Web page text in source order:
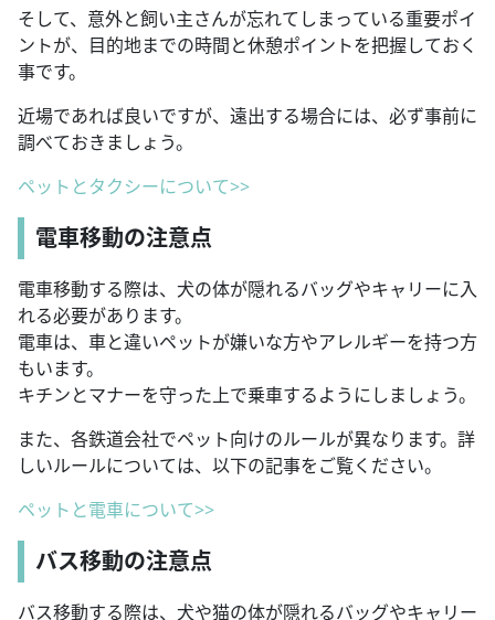
そして、意外と飼い主さんが忘れてしまっている重要ポイ
ントが、目的地までの時間と休憩ポイントを把握しておく
事です。
近場であれば良いですが、遠出する場合には、必ず事前に
調べておきましょう。
ペットとタクシーについて>>
電車移動の注意点
電車移動する際は、犬の体が隠れるバッグやキャリーに入
れる必要があります。
電車は、車と違いペットが嫌いな方やアレルギーを持つ方
もいます。
キチンとマナーを守った上で乗車するようにしましょう。
また、各鉄道会社でペット向けのルールが異なります。詳
しいルールについては、以下の記事をご覧ください。
ペットと電車について>>
バス移動の注意点
バス移動する際は、犬や猫の体が隠れるバッグやキャリー